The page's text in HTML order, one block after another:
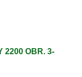
2200 OBR. 3-